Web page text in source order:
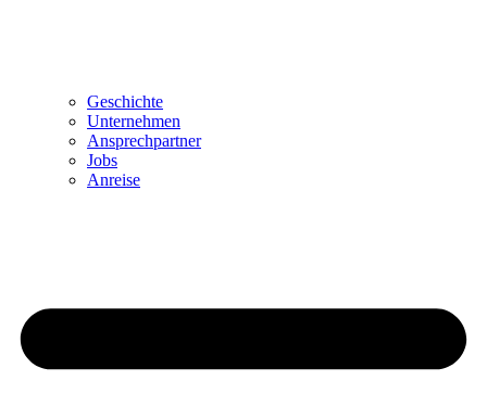
Geschichte
Unternehmen
Ansprechpartner
Jobs
Anreise